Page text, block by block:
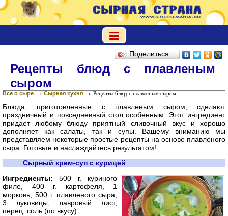
Поделиться…
Рецепты блюд с плавленым
сыром
Все о сыре → Сырная кухня → Рецепты блюд с плавленым сыром
Блюда, приготовленные с плавленым сыром, сделают
праздничный и повседневный стол особенным. Этот ингредиент
придает любому блюду приятный сливочный вкус и хорошо
дополняет как салаты, так и супы. Вашему вниманию мы
представляем некоторые простые рецепты на основе плавленого
сыра. Готовьте и наслаждайтесь результатом!
Сырный крем-суп с курицей
Ингредиенты:500 г. куриного
филе, 400 г. картофеля, 1
морковь, 500 г. плавленого сыра,
3 луковицы, лавровый лист,
перец, соль (по вкусу).